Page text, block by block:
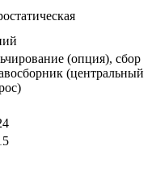
(опция), сбор
(центральный